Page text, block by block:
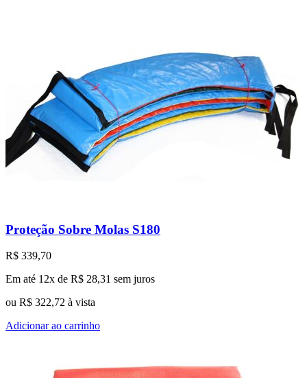
Proteção Sobre Molas S180
R$ 339,70
Em até 12x de R$ 28,31 sem juros
ou R$ 322,72 à vista
Adicionar ao carrinho